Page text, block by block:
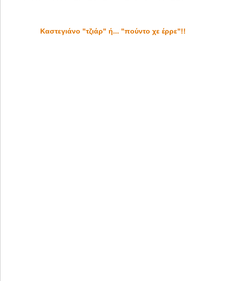
Καστεγιάνο "τζιάρ" ή... "πούντο χε έρρε"!!